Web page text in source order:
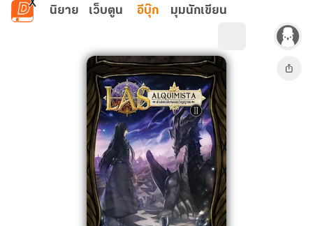
ข้ามไปยังเนื้อหาหลัก
นิยาย เว็บตูน อีบุ๊ก มุมนักเขียน